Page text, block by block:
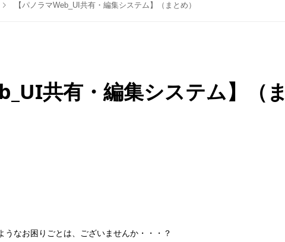
【パノラマWeb_UI共有・編集システム】（まとめ）
共有・編集システム】（ま
うなお困りごとは、ございませんか・・・？